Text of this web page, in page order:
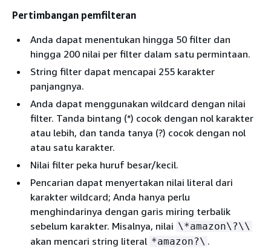
Pertimbangan pemfilteran
Anda dapat menentukan hingga 50 filter dan
hingga 200 nilai per filter dalam satu permintaan.
String filter dapat mencapai 255 karakter
panjangnya.
Anda dapat menggunakan wildcard dengan nilai
filter. Tanda bintang (*) cocok dengan nol karakter
atau lebih, dan tanda tanya (?) cocok dengan nol
atau satu karakter.
Nilai filter peka huruf besar/kecil.
Pencarian dapat menyertakan nilai literal dari
karakter wildcard; Anda hanya perlu
menghindarinya dengan garis miring terbalik
sebelum karakter. Misalnya, nilai \*amazon\?\\
akan mencari string literal *amazon?\ .